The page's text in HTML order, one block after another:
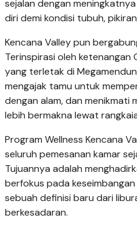
sejalan dengan
diri demi kondisi tubuh,
Kencana Valley pun
Terinspirasi oleh ketenangan
yang terletak di
mengajak tamu untuk
dengan alam, dan menikmati
lebih bermakna lewat
Program Wellness Kencana
seluruh pemesanan kamar
Tujuannya adalah
berfokus pada
sebuah definisi baru dari
berkesadaran.